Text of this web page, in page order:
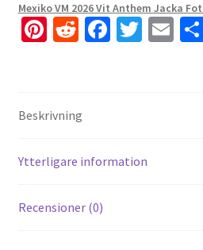
Mexiko VM 2026 Vit Anthem Jacka
Pi
es
R
di
t
Fa
k
T E
Beskrivning
Ytterligare information
Recensioner (0)